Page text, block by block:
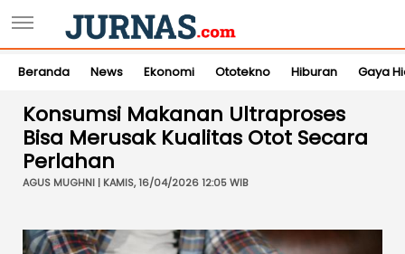
Beranda News Ekonomi Ototekno Hiburan Gaya
Konsumsi Makanan Ultraproses
Bisa Merusak Kualitas Otot Secara
Perlahan
AGUS MUGHNI | KAMIS, 16/04/2026 12:05 WIB